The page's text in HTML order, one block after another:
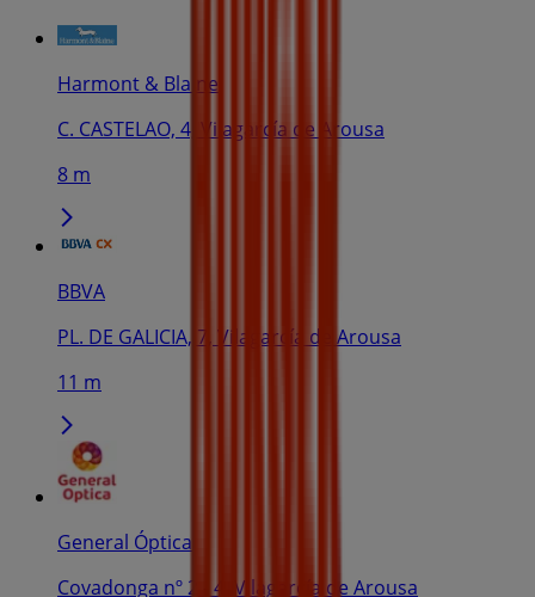
Harmont & Blaine
C. CASTELAO, 4, Vilagarcía de Arousa
8 m
BBVA
PL. DE GALICIA, 7, Vilagarcía de Arousa
11 m
General Óptica
Covadonga nº 2 - 4, Vilagarcía de Arousa